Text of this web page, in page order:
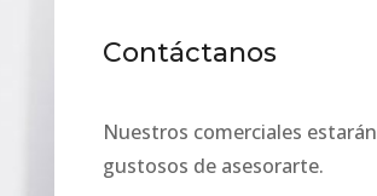
Contáctanos
Nuestros comerciales estarán
gustosos de asesorarte.